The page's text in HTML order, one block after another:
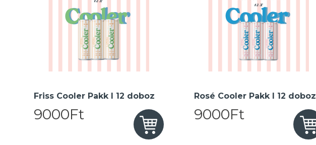
Friss Cooler Pakk I 12 doboz
9000Ft
Rosé Cooler Pakk I 12 doboz
9000Ft